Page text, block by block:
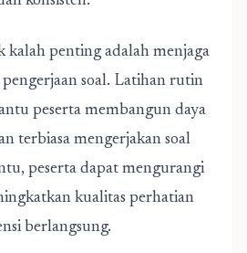
kalah penting adalah menjaga
pengerjaan soal. Latihan rutin
peserta membangun daya
terbiasa mengerjakan soal
peserta dapat mengurangi
kualitas perhatian
berlangsung.